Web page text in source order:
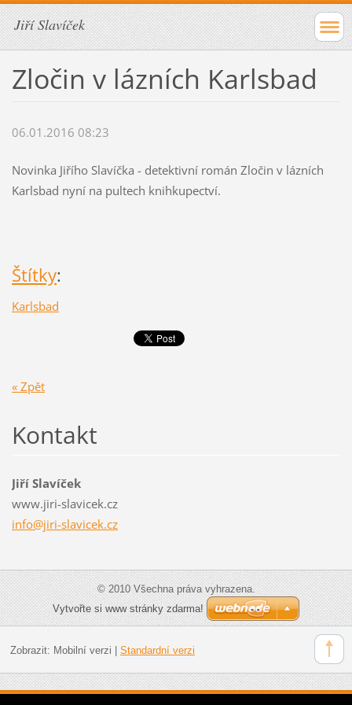
Jiří Slavíček
Zločin v lázních Karlsbad
06.01.2016 08:23
Novinka Jiřího Slavíčka - detektivní román Zločin v lázních
Karlsbad nyní na pultech knihkupectví.
Štítky:
Karlsbad
« Zpět
Kontakt
Jiří Slavíček
www.jiri-slavicek.cz
info@jiri-slavicek.cz
© 2010 Všechna práva vyhrazena.
Vytvořte si www stránky zdarma!
Zobrazit: Mobilní verzi Standardní verzi